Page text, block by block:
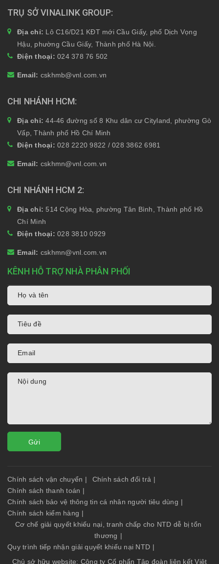
TRỤ SỞ VINALINK GROUP
Địa chỉ: Lô C16/D21 KĐT mới Cầu Giấy, phố Dịch Vọng
Hậu, phường Cầu Giấy, Thành phố Hà Nội.
Điện thoại: 024 378 76 502
Email: cskhmb@vnl.com.vn
CHI NHÁNH HCM
Địa chỉ:44-46 đường số 8 Khu dân cư Cityland, phường Gò
Vấp, Thành phố Hồ Chí Minh
Điện thoại: 028 2220 9822 / 028 3862 6981
Email: cskhmn@vnl.com.vn
CHI NHÁNH HCM 2
Địa chỉ: 514 Cộng Hòa, phường Tân Bình, Thành phố Hồ
Chí Minh
Điện thoại: 028 3810 0929
Email: cskhmn@vnl.com.vn
KÊNH HỖ TRỢ NHÀ PHÂN PHỐI
Gửi
Chính sách vận chuyển | Chính sách đổi trả |
Chính sách thanh toán |
Chính sách bảo vệ thông tin cá nhân người tiêu dùng |
Chính sách kiểm hàng |
Cơ chế giải quyết khiếu nại, tranh chấp cho NTD dễ bị tổn
thương |
Quy trình tiếp nhận giải quyết khiếu nại NTD |
Chủ sở hữu website: Công ty Cổ phẩn Tập đoàn liên kết Việt